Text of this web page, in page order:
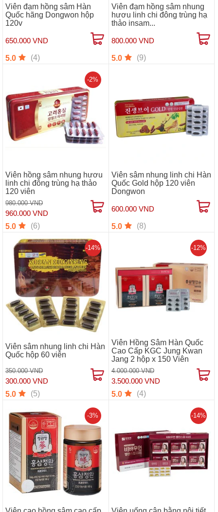
Viên đạm hồng sâm Hàn
Quốc hãng Dongwon hộp
120v
650.000 VND
5.0 (4)
Viên đạm hồng sâm nhung
hươu linh chi đông trùng hạ
thảo insam...
800.000 VND
5.0 (9)
Viên hồng sâm nhung hươu
linh chi đông trùng hạ thảo
120 viên
980.000 VND
960.000 VND
-2%
5.0 (6)
Viên sâm nhung linh chi Hàn
Quốc Gold hộp 120 viên
Dongwon
600.000 VND
5.0 (8)
Viên sâm nhung linh chi Hàn
Quốc hộp 60 viên
350.000 VND
300.000 VND
-14%
5.0 (5)
Viên Hồng Sâm Hàn Quốc
Cao Cấp KGC Jung Kwan
Jang 2 hộp x 150 Viên
4.000.000 VND
3.500.000 VND
-12%
5.0 (4)
-3% -14%